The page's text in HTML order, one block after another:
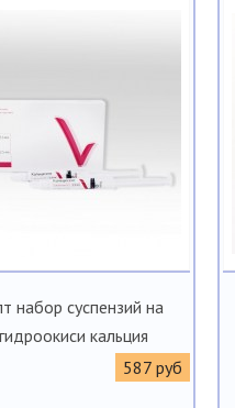
набор суспензий на
кальция
587 руб